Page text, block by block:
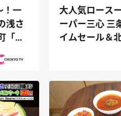
！一
浅さ
「と
大人気ロース
ーパー三心 三
イムセール＆